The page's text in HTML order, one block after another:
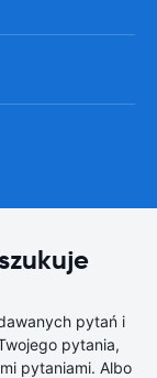
pytań i
pytania,
pytaniami. Albo